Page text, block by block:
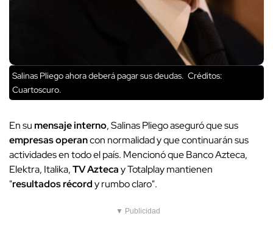
Salinas Pliego ahora deberá pagar sus deudas. Créditos:
Cuartoscuro.
En sumensaje interno, Salinas Pliego aseguró que sus
empresas operancon normalidad y que continuarán sus
actividades en todo el país. Mencionó que Banco Azteca,
Elektra, Italika,TV Aztecay Totalplay mantienen
"resultados récordy rumbo claro".
▼ Publicidad